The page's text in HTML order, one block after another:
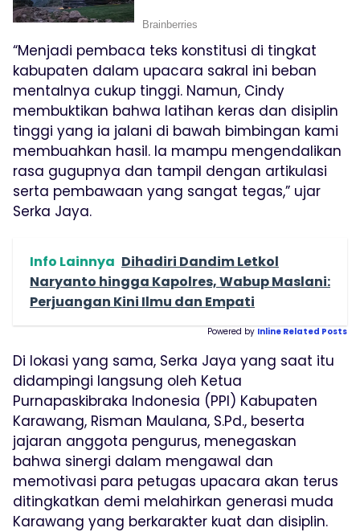
“Menjadi pembaca teks konstitusi di tingkat
kabupaten dalam upacara sakral ini beban
mentalnya cukup tinggi. Namun, Cindy
membuktikan bahwa latihan keras dan disiplin
tinggi yang ia jalani di bawah bimbingan kami
membuahkan hasil. Ia mampu mengendalikan
rasa gugupnya dan tampil dengan artikulasi
serta pembawaan yang sangat tegas,” ujar
Serka Jaya.
Info Lainnya Dihadiri Dandim Letkol
Naryanto hingga Kapolres, Wabup Maslani:
Perjuangan Kini Ilmu dan Empati
Powered by Inline Related Posts
Di lokasi yang sama, Serka Jaya yang saat itu
didampingi langsung oleh Ketua
Purnapaskibraka Indonesia (PPI) Kabupaten
Karawang, Risman Maulana, S.Pd., beserta
jajaran anggota pengurus, menegaskan
bahwa sinergi dalam mengawal dan
memotivasi para petugas upacara akan terus
ditingkatkan demi melahirkan generasi muda
Karawang yang berkarakter kuat dan disiplin.